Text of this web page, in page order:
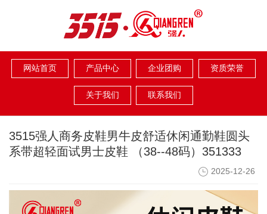
网站首页 产品中心 企业团购 资质荣誉
关于我们 联系我们
3515强人商务皮鞋男牛皮舒适休闲通勤鞋圆头
系带超轻面试男士皮鞋 （38--48码）351333
2025-12-26